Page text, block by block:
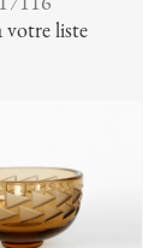
votre liste